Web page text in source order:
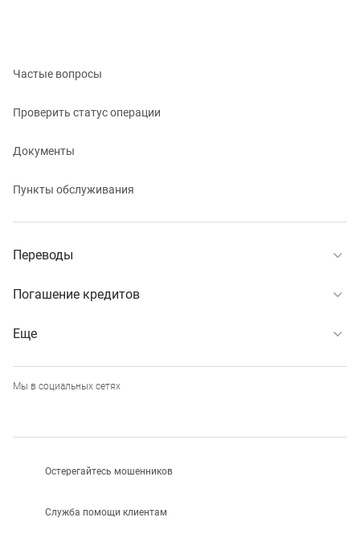
Частые вопросы
Проверить статус операции
Документы
Пункты обслуживания
Переводы
Погашение кредитов
Еще
Мы в социальных сетях
Остерегайтесь мошенников
Служба помощи клиентам